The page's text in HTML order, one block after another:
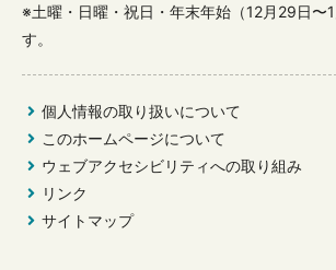
※土曜・日曜・祝日・年末年始（12月29日〜
す。
個人情報の取り扱いについて
このホームページについて
ウェブアクセシビリティへの取り組み
リンク
サイトマップ